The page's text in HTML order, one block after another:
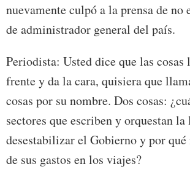
nuevamente culpó a la prensa de no
de administrador general del país.
Periodista: Usted dice que las cosas
frente y da la cara, quisiera que
cosas por su nombre. Dos cosas:
sectores que escriben y orquestan la
desestabilizar el Gobierno y por
de sus gastos en los viajes?